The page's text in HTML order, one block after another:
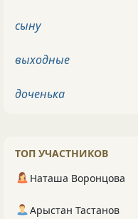
сыну
выходные
доченька
ТОП УЧАСТНИКОВ
Наташа Воронцова
Арыстан Тастанов